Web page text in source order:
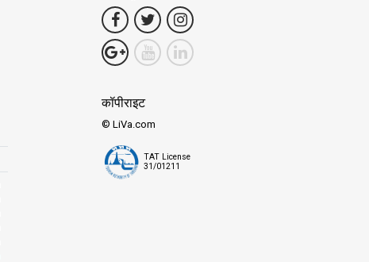
कॉपीराइट
© LiVa.com
TAT License
31/01211